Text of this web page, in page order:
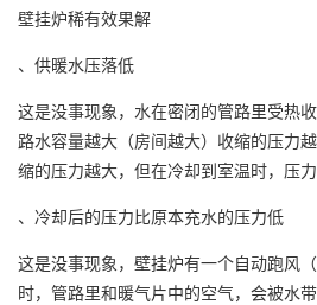
壁挂炉稀有效果解
、供暖水压落低
这是没事现象，水在密闭的管路里受热
路水容量越大（房间越大）收缩的压力
缩的压力越大，但在冷却到室温时，压
、冷却后的压力比原本充水的压力低
这是没事现象，壁挂炉有一个自动跑风
时，管路里和暖气片中的空气，会被水